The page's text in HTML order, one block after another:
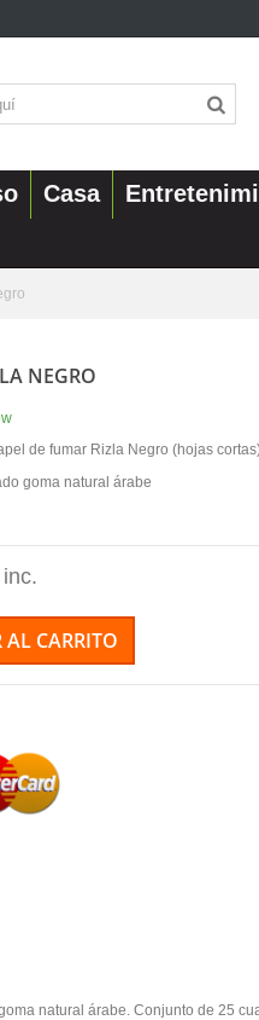
Casa
NEGRO
de fumar Rizla Negro (hojas
goma natural árabe
CARRITO
natural árabe. Conjunto de 25